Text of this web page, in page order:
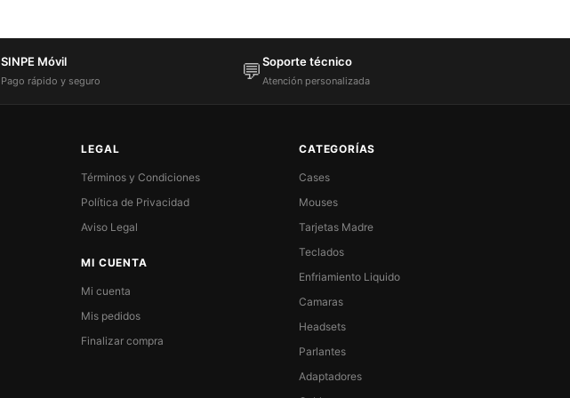
SINPE Móvil
Pago rápido y seguro 💬Soporte técnico
Atención personalizada
LEGAL
Términos y Condiciones
Política de Privacidad
Aviso Legal
MI CUENTA
Mi cuenta
Mis pedidos
Finalizar compra
CATEGORÍAS
Cases
Mouses
Tarjetas Madre
Teclados
Enfriamiento Liquido
Camaras
Headsets
Parlantes
Adaptadores